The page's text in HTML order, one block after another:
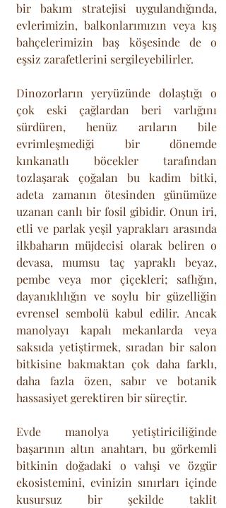
bir bakım stratejisi uygulandığında,
evlerimizin, balkonlarımızın veya kış
bahçelerimizin baş köşesinde de o
eşsiz zarafetlerini sergileyebilirler.
Dinozorların yeryüzünde dolaştığı o
çok eski çağlardan beri varlığını
sürdüren, henüz arıların bile
evrimleşmediği bir dönemde
kınkanatlı böcekler tarafından
tozlaşarak çoğalan bu kadim bitki,
adeta zamanın ötesinden günümüze
uzanan canlı bir fosil gibidir. Onun iri,
etli ve parlak yeşil yaprakları arasında
ilkbaharın müjdecisi olarak beliren o
devasa, mumsu taç yapraklı beyaz,
pembe veya mor çiçekleri; saflığın,
dayanıklılığın ve soylu bir güzelliğin
evrensel sembolü kabul edilir. Ancak
manolyayı kapalı mekanlarda veya
saksıda yetiştirmek, sıradan bir salon
bitkisine bakmaktan çok daha farklı,
daha fazla özen, sabır ve botanik
hassasiyet gerektiren bir süreçtir.
Evde manolya yetiştiriciliğinde
başarının altın anahtarı, bu görkemli
bitkinin doğadaki o vahşi ve özgür
ekosistemini, evinizin sınırları içinde
kusursuz bir şekilde taklit